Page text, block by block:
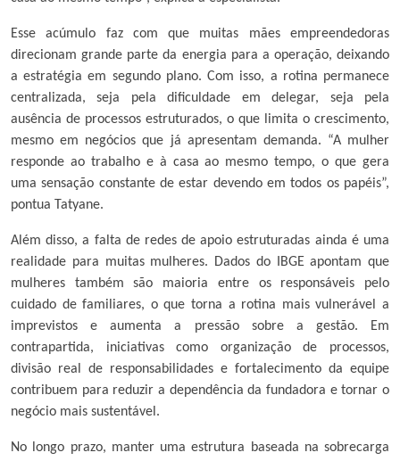
Esse acúmulo faz com que muitas mães empreendedoras
direcionam grande parte da energia para a operação, deixando
a estratégia em segundo plano. Com isso, a rotina permanece
centralizada, seja pela dificuldade em delegar, seja pela
ausência de processos estruturados, o que limita o crescimento,
mesmo em negócios que já apresentam demanda. “A mulher
responde ao trabalho e à casa ao mesmo tempo, o que gera
uma sensação constante de estar devendo em todos os papéis”,
pontua Tatyane.
Além disso, a falta de redes de apoio estruturadas ainda é uma
realidade para muitas mulheres. Dados do IBGE apontam que
mulheres também são maioria entre os responsáveis pelo
cuidado de familiares, o que torna a rotina mais vulnerável a
imprevistos e aumenta a pressão sobre a gestão. Em
contrapartida, iniciativas como organização de processos,
divisão real de responsabilidades e fortalecimento da equipe
contribuem para reduzir a dependência da fundadora e tornar o
negócio mais sustentável.
No longo prazo, manter uma estrutura baseada na sobrecarga